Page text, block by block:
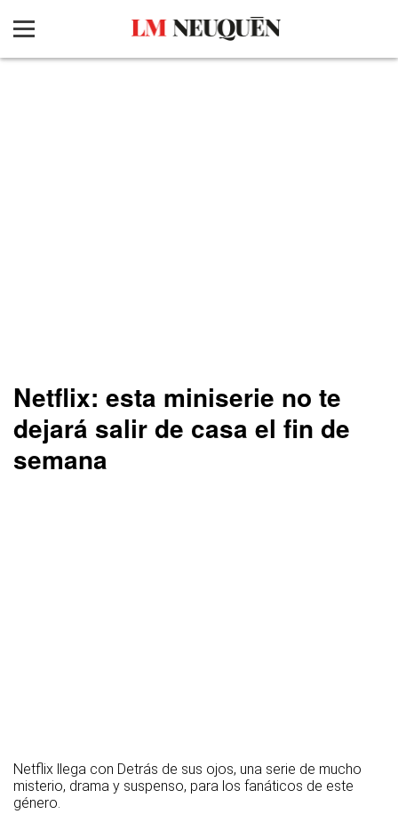
Netflix: esta miniserie no te
dejará salir de casa el fin de
semana
Netflix llega con Detrás de sus ojos, una serie de mucho
misterio, drama y suspenso, para los fanáticos de este
género.